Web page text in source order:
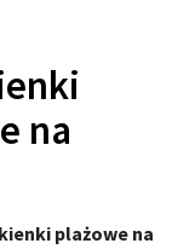
na
plażowe na